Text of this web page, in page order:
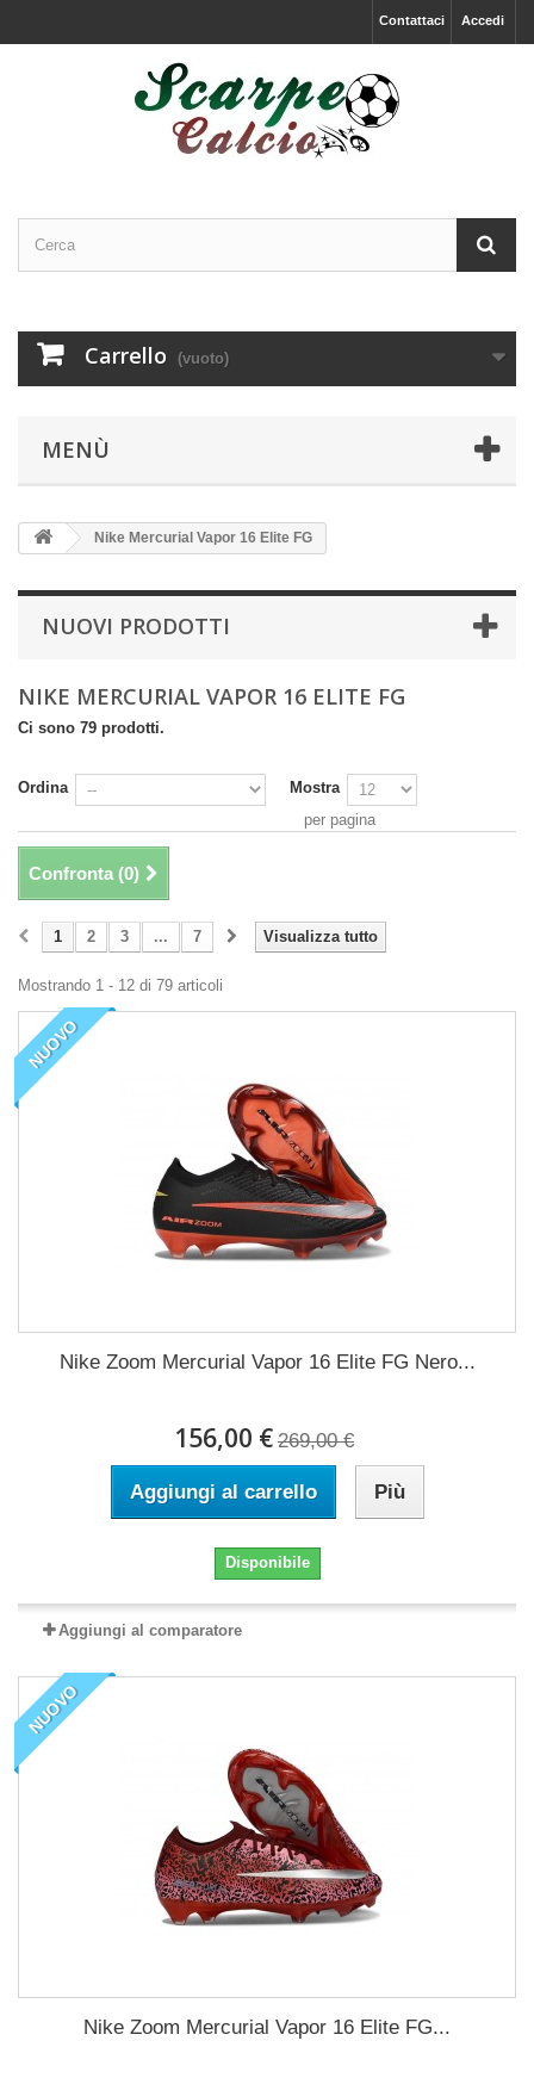
Accedi
Contattaci
Carrello (vuoto)
MENÙ
Nike Mercurial Vapor 16 Elite FG
NUOVI PRODOTTI
NIKE MERCURIAL VAPOR 16 ELITE FG
Ci sono 79 prodotti.
Ordina
Mostra
per pagina
Confronta (0)
Visualizza tutto
1 2 3 ... 7
Mostrando 1 - 12 di 79 articoli
NUOVO
Nike Zoom Mercurial Vapor 16 Elite FG Nero...
156,00 € 269,00 €
Aggiungi al carrello Più
Disponibile
Aggiungi al comparatore
NUOVO
Nike Zoom Mercurial Vapor 16 Elite FG...